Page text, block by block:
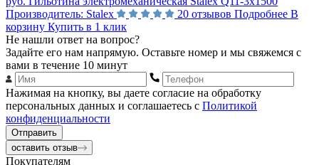
Производитель: Stalex 20 отзывов Подробнее В
корзину Купить в 1 клик
Не нашли ответ на вопрос?
Задайте его нам напрямую. Оставьте номер и мы свяжемся с
вами в течение 10 минут
Нажимая на кнопку, вы даете согласие на обработку
персональных данных и соглашаетесь с Политикой
конфиденциальности
Отправить
оставить отзыв
Покупателям